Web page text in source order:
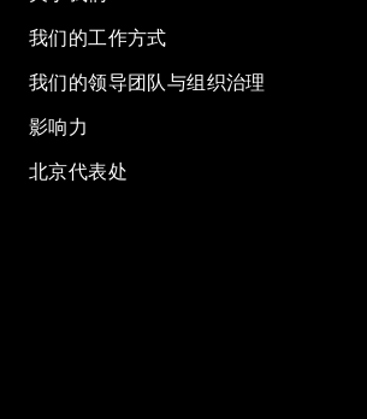
我们的工作方式
我们的领导团队与组织治理
影响力
北京代表处